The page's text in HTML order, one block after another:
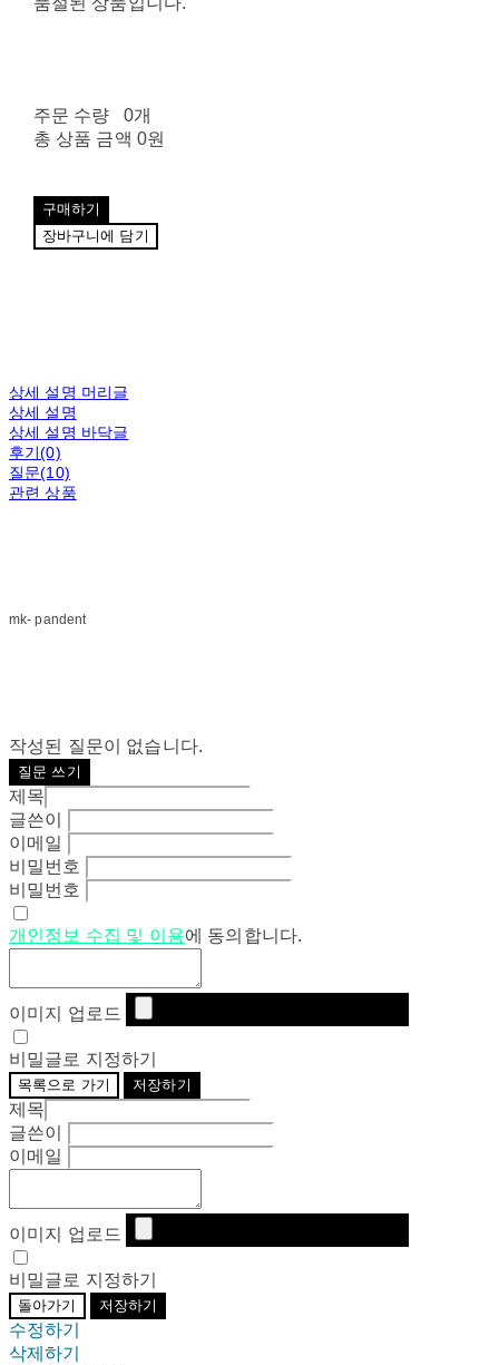
주문 수량
0개
총 상품 금액 0원
구매하기
장바구니에 담기
상세 설명 머리글
상세 설명
상세 설명 바닥글
후기(0)
질문(10)
관련 상품
mk- pandent
작성된 질문이 없습니다.
질문 쓰기
제목
글쓴이
이메일
비밀번호
비밀번호
개인정보 수집 및 이용에 동의합니다.
이미지 업로드
비밀글로 지정하기
목록으로 가기 저장하기
제목
글쓴이
이메일
이미지 업로드
비밀글로 지정하기
돌아가기 저장하기
수정하기
삭제하기